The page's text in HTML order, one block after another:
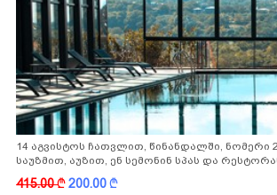
14 აგვისტოს ჩათვლით, წინანდალში, ნომერი
საუზმით, აუზით, ენ სემონინ სპას და
415.00k200.00k